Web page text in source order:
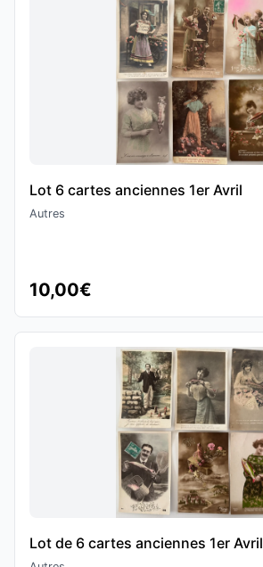
Lot 6 cartes anciennes 1er Avril
Autres
10,00€
Lot de 6 cartes anciennes 1er Avril